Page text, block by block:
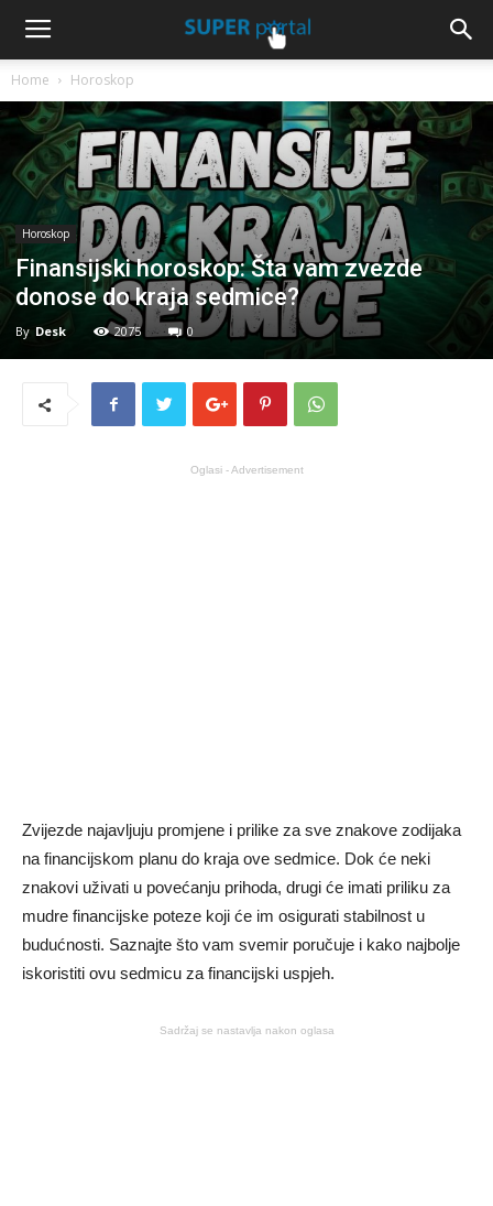
Home Horoskop
Horoskop
Finansijski horoskop: Šta vam zvezde
donose do kraja sedmice?
By Desk 2075 0
Oglasi - Advertisement
Zvijezde najavljuju promjene i prilike za sve znakove zodijaka
na financijskom planu do kraja ove sedmice. Dok će neki
znakovi uživati u povećanju prihoda, drugi će imati priliku za
mudre financijske poteze koji će im osigurati stabilnost u
budućnosti. Saznajte što vam svemir poručuje i kako najbolje
iskoristiti ovu sedmicu za financijski uspjeh.
Sadržaj se nastavlja nakon oglasa